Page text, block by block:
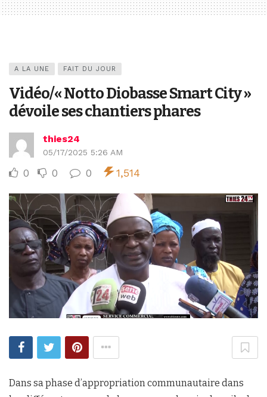
A LA UNE FAIT DU JOUR
Vidéo/« Notto Diobasse Smart City »
dévoile ses chantiers phares
thies24
05/17/2025 5:26 AM
0 0 0 1,514
Dans sa phase d’appropriation communautaire dans